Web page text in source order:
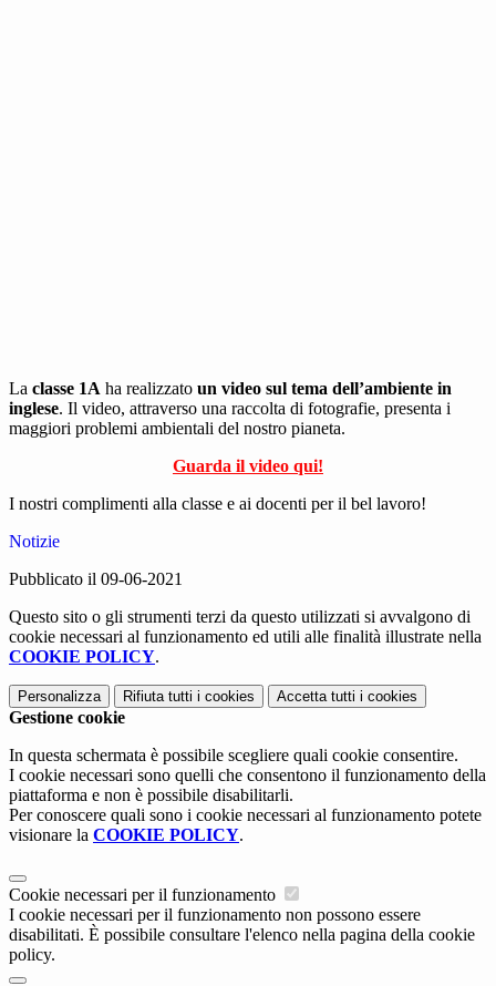
La classe 1A ha realizzato un video sul tema dell’ambiente in
inglese. Il video, attraverso una raccolta di fotografie, presenta i
maggiori problemi ambientali del nostro pianeta.
Guarda il video qui!
I nostri complimenti alla classe e ai docenti per il bel lavoro!
Notizie
Pubblicato il 09-06-2021
Questo sito o gli strumenti terzi da questo utilizzati si avvalgono di
cookie necessari al funzionamento ed utili alle finalità illustrate nella
COOKIE POLICY.
Personalizza Rifiuta tutti i cookies Accetta tutti i cookies
Gestione cookie
In questa schermata è possibile scegliere quali cookie consentire.
I cookie necessari sono quelli che consentono il funzionamento della
piattaforma e non è possibile disabilitarli.
Per conoscere quali sono i cookie necessari al funzionamento potete
visionare la COOKIE POLICY.
Cookie necessari per il funzionamento
I cookie necessari per il funzionamento non possono essere
disabilitati. È possibile consultare l'elenco nella pagina della cookie
policy.